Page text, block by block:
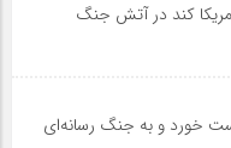
کند در آتش جنگ
خورد و به جنگ رسانه‌ای